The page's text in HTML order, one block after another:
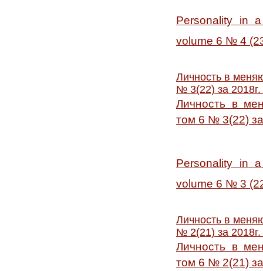
Personality in
volume 6 № 4
Личность в
№ 3(22) за
Личность в
том 6 № 3(22)
Personality in
volume 6 № 3
Личность в
№ 2(21) за
Личность в
том 6 № 2(21)